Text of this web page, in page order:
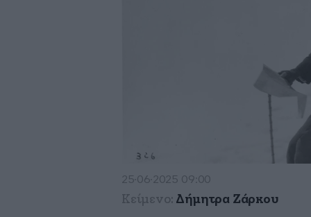
25·06·2025 09:00
Κείμενο: Δήμητρα Ζάρκου